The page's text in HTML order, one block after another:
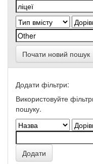
Почати новий пошук
Додати фільтри:
Використовуйте
пошуку.